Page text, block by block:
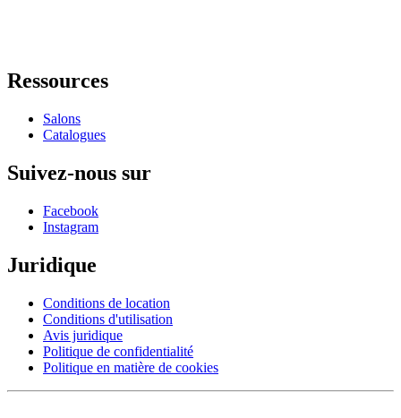
Ressources
Salons
Catalogues
Suivez-nous sur
Facebook
Instagram
Juridique
Conditions de location
Conditions d'utilisation
Avis juridique
Politique de confidentialité
Politique en matière de cookies